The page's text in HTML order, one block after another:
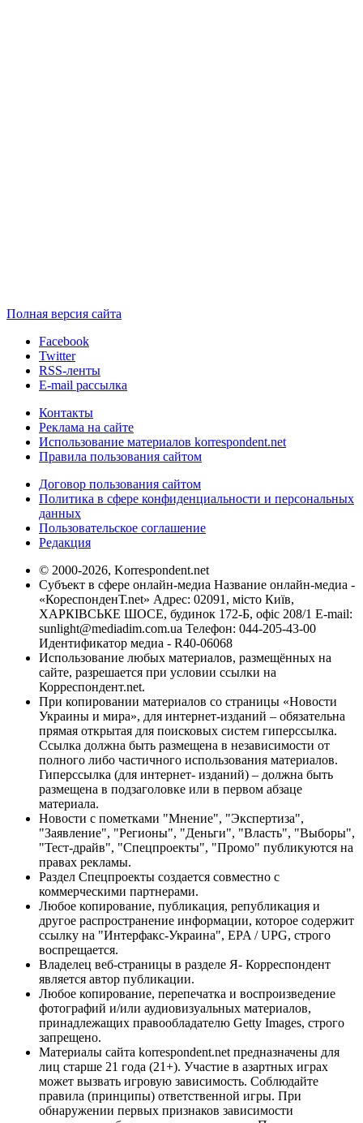
Полная версия сайта
Facebook
Twitter
RSS-ленты
E-mail рассылка
Контакты
Реклама на сайте
Использование материалов korrespondent.net
Правила пользования сайтом
Договор пользования сайтом
Политика в сфере конфиденциальности и персональных
данных
Пользовательское соглашение
Редакция
© 2000-2026, Korrespondent.net
Субъект в сфере онлайн-медиа Название онлайн-медиа -
«КореспонденТ.net» Адрес: 02091, місто Київ,
ХАРКІВСЬКЕ ШОСЕ, будинок 172-Б, офіс 208/1 E-mail:
sunlight@mediadim.com.ua Телефон: 044-205-43-00
Идентификатор медиа - R40-06068
Использование любых материалов, размещённых на
сайте, разрешается при условии ссылки на
Корреспондент.net.
При копировании материалов со страницы «Новости
Украины и мира», для интернет-изданий – обязательна
прямая открытая для поисковых систем гиперссылка.
Ссылка должна быть размещена в независимости от
полного либо частичного использования материалов.
Гиперссылка (для интернет- изданий) – должна быть
размещена в подзаголовке или в первом абзаце
материала.
Новости с пометками "Мнение", "Экспертиза",
"Заявление", "Регионы", "Деньги", "Власть", "Выборы",
"Тест-драйв", "Спецпроекты", "Промо" публикуются на
правах рекламы.
Раздел Спецпроекты создается совместно с
коммерческими партнерами.
Любое копирование, публикация, републикация и
другое распространение информации, которое содержит
ссылку на "Интерфакс-Украина", EPA / UPG, строго
воспрещается.
Владелец веб-страницы в разделе Я- Корреспондент
является автор публикации.
Любое копирование, перепечатка и воспроизведение
фотографий и/или аудиовизуальных материалов,
принадлежащих правообладателю Getty Images, строго
запрещено.
Материалы сайта korrespondent.net предназначены для
лиц старше 21 года (21+). Участие в азартных играх
может вызвать игровую зависимость. Соблюдайте
правила (принципы) ответственной игры. При
обнаружении первых признаков зависимости